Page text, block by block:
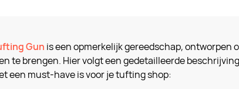
Gun is een opmerkelijk gereedschap, ontworpen
te brengen. Hier volgt een gedetailleerde
een must-have is voor je tufting shop: